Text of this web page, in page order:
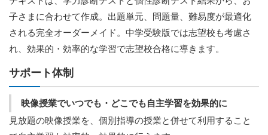
子さまに合わせて作成。出題単元、問題量、難易度が最適化
される完全オーダーメイド。中学受験版では志望校も考慮さ
れ、効果的・効率的な学習で志望校合格に導きます。
サポート体制
映像授業でいつでも・どこでも自主学習を効果的に
見放題の映像授業を、個別指導の授業と併せて利用すること